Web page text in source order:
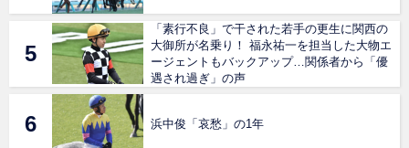
「素行不良」で干された若手の更生に関西の
大御所が名乗り！ 福永祐一を担当した大物エ
ージェントもバックアップ…関係者から「優
遇され過ぎ」の声
浜中俊「哀愁」の1年